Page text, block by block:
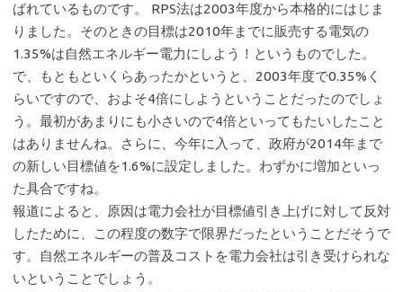
ばれているものです。 RPS法は2003年度から本格的にはじま
りました。そのときの目標は2010年までに販売する電気の
1.35%は自然エネルギー電力にしよう！というものでした。
で、もともといくらあったかというと、2003年度で0.35%く
らいですので、およそ4倍にしようということだったのでしょ
う。最初があまりにも小さいので4倍といってもたいしたこと
はありませんね。さらに、今年に入って、政府が2014年まで
の新しい目標値を1.6%に設定しました。わずかに増加といっ
た具合ですね。
報道によると、原因は電力会社が目標値引き上げに対して反対
したために、この程度の数字で限界だったということだそうで
す。自然エネルギーの普及コストを電力会社は引き受けられな
いということでしょう。